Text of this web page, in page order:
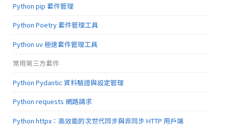
Python pip 套件管理
Python Poetry 套件管理工具
Python uv 極速套件管理工具
常用第三方套件
Python Pydantic 資料驗證與設定管理
Python requests 網路請求
Python httpx：高效能的次世代同步與非同步 HTTP 用戶端